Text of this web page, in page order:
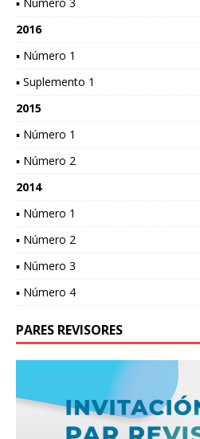
2016
▪ Número 1
▪ Suplemento 1
2015
▪ Número 1
▪ Número 2
2014
▪ Número 1
▪ Número 2
▪ Número 3
▪ Número 4
PARES REVISORES